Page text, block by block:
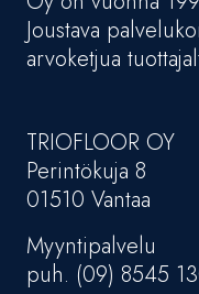
Joustava
arvoketjua
TRIOFLOOR OY
Perintökuja 8
01510 Vantaa
Myyntipalvelu
puh. (09) 8545